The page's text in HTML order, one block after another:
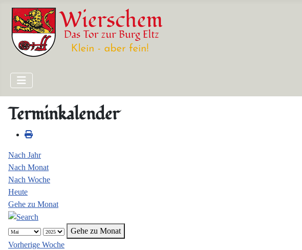
Terminkalender
Nach Jahr
Nach Monat
Nach Woche
Heute
Gehe zu Monat
Gehe zu Monat
Vorherige Woche